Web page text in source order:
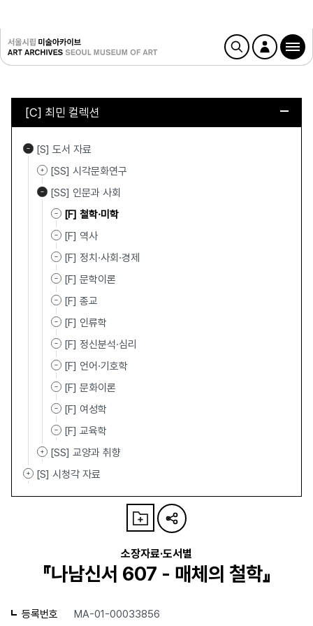
[C] 최민 컬렉션
[S] 도서 자료
[SS] 시각문화연구
[SS] 인문과 사회
[F] 철학·미학
[F] 역사
[F] 정치·사회·경제
[F] 문학이론
[F] 종교
[F] 인류학
[F] 정신분석·심리
[F] 언어·기호학
[F] 문화이론
[F] 여성학
[F] 교육학
[SS] 교양과 취향
[S] 시청각 자료
소장자료·도서별
『나남신서 607 - 매체의 철학』
등록번호 MA-01-00033856